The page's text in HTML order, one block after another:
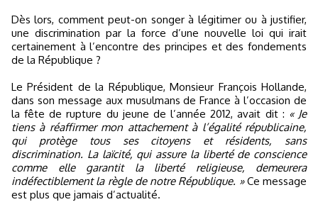
Dès lors, comment peut-on songer à légitimer ou à justifier,
une discrimination par la force d’une nouvelle loi qui irait
certainement à l’encontre des principes et des fondements
de la République ?
Le Président de la République, Monsieur François Hollande,
dans son message aux musulmans de France à l’occasion de
la fête de rupture du jeune de l’année 2012, avait dit : « Je
tiens à réaffirmer mon attachement à l’égalité républicaine,
qui protège tous ses citoyens et résidents, sans
discrimination. La laïcité, qui assure la liberté de conscience
comme elle garantit la liberté religieuse, demeurera
indéfectiblement la règle de notre République. »Ce message
est plus que jamais d’actualité.